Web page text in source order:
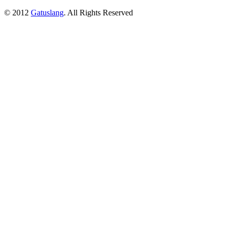
© 2012 Gatuslang. All Rights Reserved